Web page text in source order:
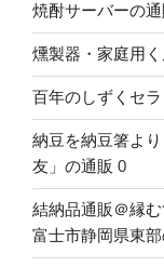
焼酎サーバーの通
燻製器・家庭用
百年のしずくセ
納豆を納豆箸よ
友」の通販 0
結納品通販＠縁
富士市静岡県東